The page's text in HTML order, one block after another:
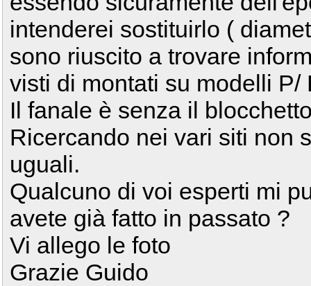
intenderei sostituirlo (
sono riuscito a trovare
visti di montati su modelli P/
Il fanale è senza il
Ricercando nei vari siti non
uguali.
Qualcuno di voi esperti mi
avete già fatto in passato ?
Vi allego le foto
Grazie Guido